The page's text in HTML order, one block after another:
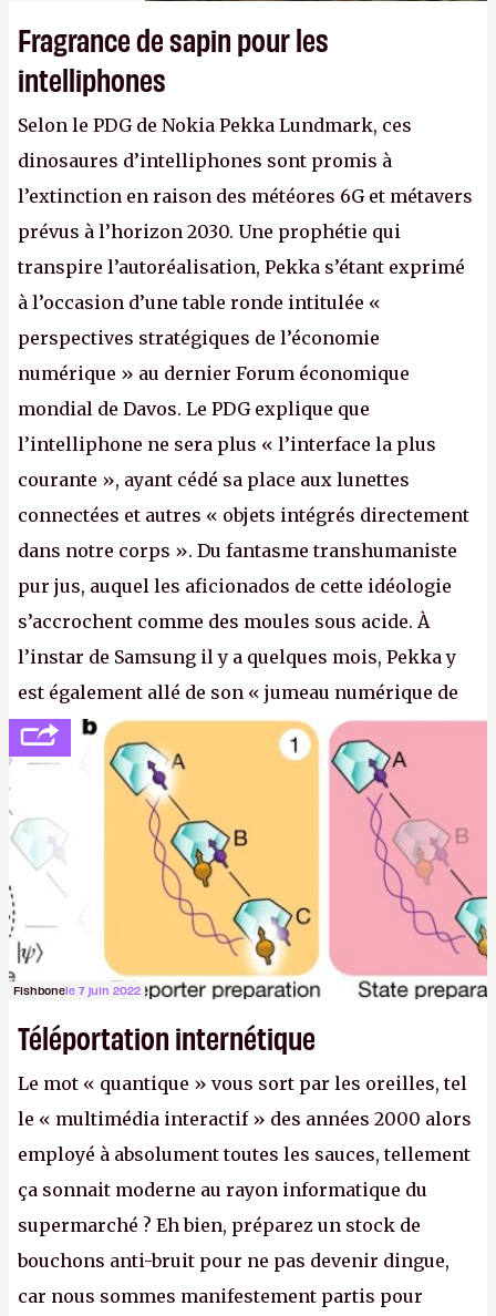
Fragrance de sapin pour les
intelliphones
Selon le PDG de Nokia Pekka Lundmark, ces
dinosaures d’intelliphones sont promis à
l’extinction en raison des météores 6G et métavers
prévus à l’horizon 2030. Une prophétie qui
transpire l’autoréalisation, Pekka s’étant exprimé
à l’occasion d’une table ronde intitulée «
perspectives stratégiques de l’économie
numérique » au dernier Forum économique
mondial de Davos. Le PDG explique que
l’intelliphone ne sera plus « l’interface la plus
courante », ayant cédé sa place aux lunettes
connectées et autres « objets intégrés directement
dans notre corps ». Du fantasme transhumaniste
pur jus, auquel les aficionados de cette idéologie
s’accrochent comme des moules sous acide. À
l’instar de Samsung il y a quelques mois, Pekka y
est également allé de son « jumeau numérique de
tout » et de l’importance des metasangsues, qu’il
considère comme «
la prochaine grande plateforme
informatique après le World Wide Web et le mobile
(Crédit photo : Pexels / Pixabay)
Fishbonele 7 juin 2022
Téléportation internétique
Le mot « quantique » vous sort par les oreilles, tel
le « multimédia interactif » des années 2000 alors
employé à absolument toutes les sauces, tellement
ça sonnait moderne au rayon informatique du
supermarché ? Eh bien, préparez un stock de
bouchons anti-bruit pour ne pas devenir dingue,
car nous sommes manifestement partis pour